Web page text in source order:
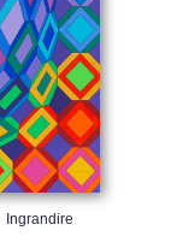
Ingrandire